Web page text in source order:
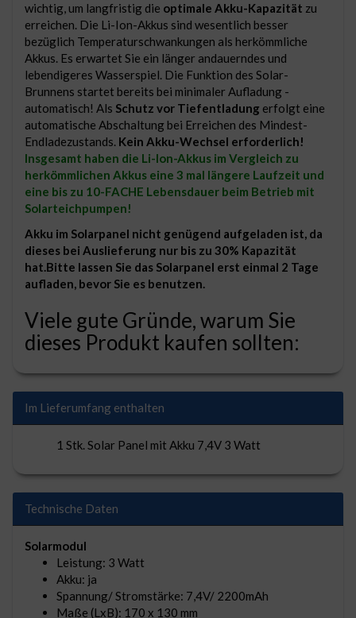
wichtig, um langfristig die optimale Akku-Kapazität zu
erreichen. Die Li-Ion-Akkus sind wesentlich besser
bezüglich Temperaturschwankungen als herkömmliche
Akkus. Es erwartet Sie ein länger andauerndes und
lebendigeres Wasserspiel. Die Funktion des Solar-
Brunnens startet bereits bei minimaler Aufladung -
automatisch! Als Schutz vor Tiefentladung erfolgt eine
automatische Abschaltung bei Erreichen des Mindest-
Endladezustands. Kein Akku-Wechsel erforderlich!
Insgesamt haben die Li-Ion-Akkus im Vergleich zu
herkömmlichen Akkus eine 3 mal längere Laufzeit und
eine bis zu 10-FACHE Lebensdauer beim Betrieb mit
Solarteichpumpen!
Akku im Solarpanel nicht genügend aufgeladen ist, da
dieses bei Auslieferung nur bis zu 30% Kapazität
hat.Bitte lassen Sie das Solarpanel erst einmal 2 Tage
aufladen, bevor Sie es benutzen.
Viele gute Gründe, warum Sie
dieses Produkt kaufen sollten:
Im Lieferumfang enthalten
1 Stk. Solar Panel mit Akku 7,4V 3 Watt
Technische Daten
Solarmodul
Leistung: 3 Watt
Akku: ja
Spannung/ Stromstärke: 7,4V/ 2200mAh
Maße (LxB): 170 x 130 mm